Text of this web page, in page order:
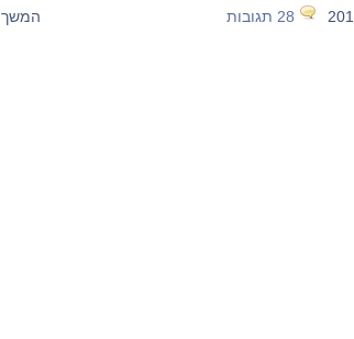
28 תגובות המשך